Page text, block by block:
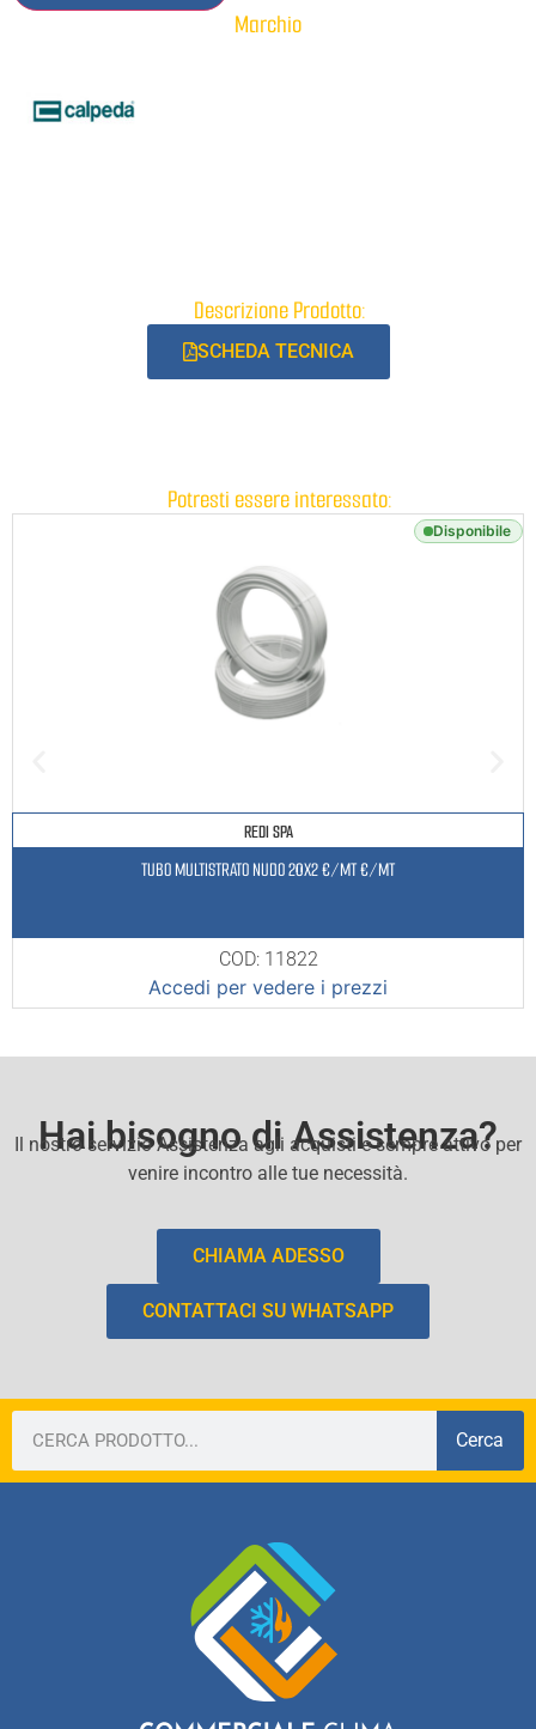
Marchio
Descrizione Prodotto:
SCHEDA TECNICA
Potresti essere interessato:
Disponibile
REDI SPA
TUBO MULTISTRATO NUDO 20X2 €/MT €/MT
COD: 11822
Accedi per vedere i prezzi
Hai bisogno di Assistenza?
Il nostro servizio Assistenza agli acquisti e sempre attivo per
venire incontro alle tue necessità.
CHIAMA ADESSO
CONTATTACI SU WHATSAPP
Cerca